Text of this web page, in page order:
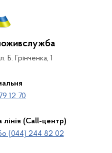
Б. Грінченка, 1
12 70
лінія (Call-центр)
(044) 244 82 02